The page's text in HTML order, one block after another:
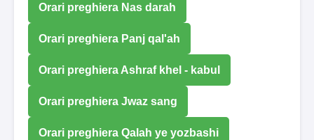
Orari preghiera Nas darah
Orari preghiera Panj qal'ah
Orari preghiera Ashraf khel - kabul
Orari preghiera Jwaz sang
Orari preghiera Qalah ye yozbashi